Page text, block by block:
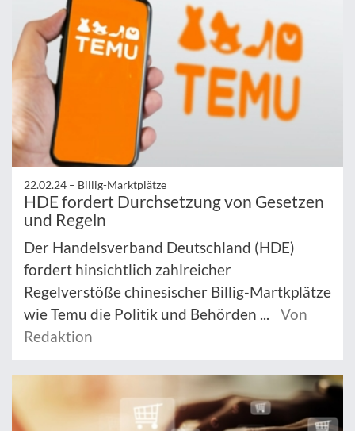
22.02.24 – Billig-Marktplätze
HDE fordert Durchsetzung von Gesetzen
und Regeln
Der Handelsverband Deutschland (HDE)
fordert hinsichtlich zahlreicher
Regelverstöße chinesischer Billig-Martkplätze
wie Temu die Politik und Behörden ...
Von
Redaktion